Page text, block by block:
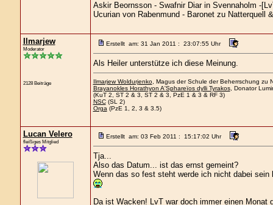
Askir Beornsson - Swafnir Diar in Svennaholm -
Ucurian von Rabenmund - Baronet zu Natterquell
Ilmarjew
Moderator
2128 Beiträge
Erstellt am: 31 Jan 2011 : 23:07:55 Uhr
Als Heiler unterstütze ich diese Meinung.
Ilmarjew Woldurjenko, Magus der Schule der Beherrschung zu
Brayanokles Horathyon A'Sphareïos dylli Tyrakos, Donator
(KuT 2, ST 2 & 3, ST 2 & 3, PzE 1 & 3 & RF 3)
NSC(SL 2)
Orga (PzE 1, 2, 3 & 3.5)
Lucan Velero
fleißiges Mitglied
Erstellt am: 03 Feb 2011 : 15:17:02 Uhr
Tja...
Also das Datum... ist das ernst gemeint?
Wenn das so fest steht werde ich nicht dabei sein
Da ist Wacken! LvT war doch immer einen Monat